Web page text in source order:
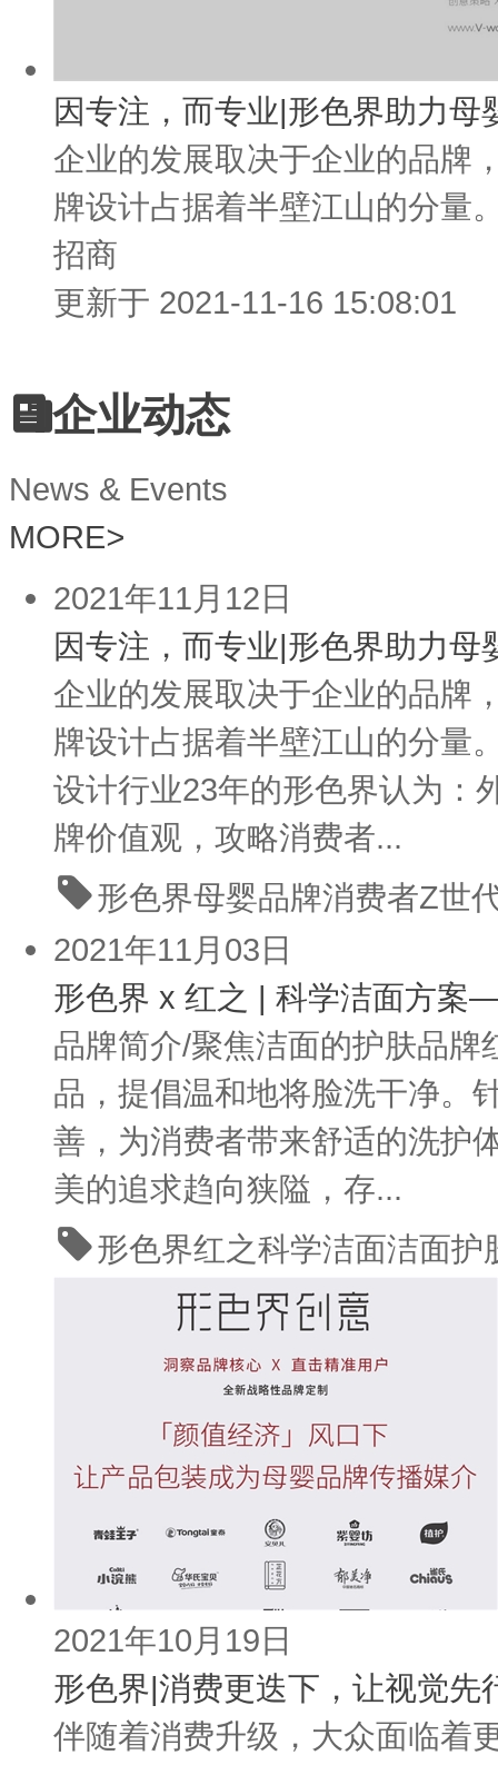
因专注，而专业|形色界助力母
企业的发展取决于企业的品牌
牌设计占据着半壁江山的分量
招商
更新于 2021-11-16 15:08:01
企业动态
News & Events
MORE>
2021年11月12日
因专注，而专业|形色界助力母
企业的发展取决于企业的品牌
牌设计占据着半壁江山的分量
设计行业23年的形色界认为：
牌价值观，攻略消费者...
形色界母婴品牌消费者Z世
2021年11月03日
形色界 x 红之 | 科学洁面方案
品牌简介/聚焦洁面的护肤品
品，提倡温和地将脸洗干净。
善，为消费者带来舒适的洗护
美的追求趋向狭隘，存...
形色界红之科学洁面洁面护
2021年10月19日
形色界|消费更迭下，让视觉先
伴随着消费升级，大众面临着